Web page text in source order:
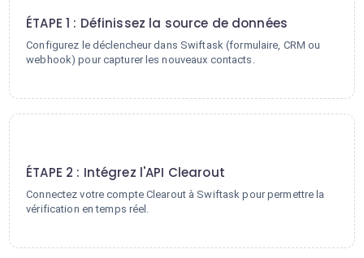
ÉTAPE 1 : Définissez la source de données
Configurez le déclencheur dans Swiftask (formulaire, CRM ou
webhook) pour capturer les nouveaux contacts.
ÉTAPE 2 : Intégrez l'API Clearout
Connectez votre compte Clearout à Swiftask pour permettre la
vérification en temps réel.